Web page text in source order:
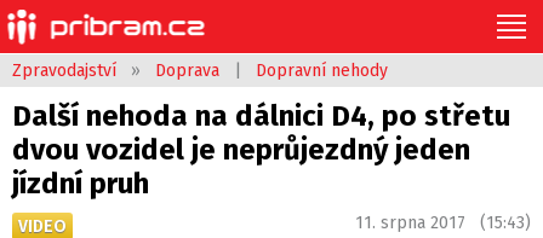
Zpravodajství » Doprava Dopravní nehody
Další nehoda na dálnici D4, po střetu
dvou vozidel je neprůjezdný jeden
jízdní pruh
VIDEO 11. srpna 2017 (15:43)